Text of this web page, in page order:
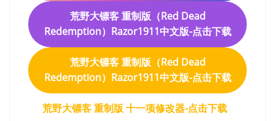
荒野大镖客 重制版（Red Dead
Redemption）Razor1911中文版-点击下载
荒野大镖客 重制版（Red Dead
Redemption）Razor1911中文版-点击下载
荒野大镖客 重制版 十一项修改器-点击下载